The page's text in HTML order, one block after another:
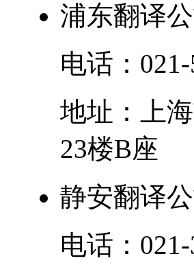
浦东翻译
电话：
地址：
上
23楼B座
静安翻译
电话：